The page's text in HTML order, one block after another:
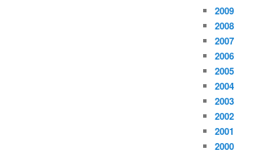
2009
2008
2007
2006
2005
2004
2003
2002
2001
2000